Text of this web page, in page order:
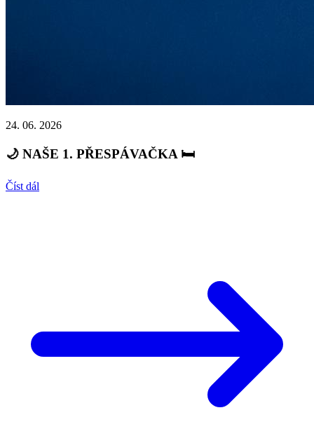
24. 06. 2026
🌙 NAŠE 1. PŘESPÁVAČKA 🛏️
Číst dál